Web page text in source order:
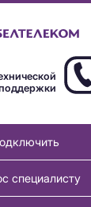
специалисту